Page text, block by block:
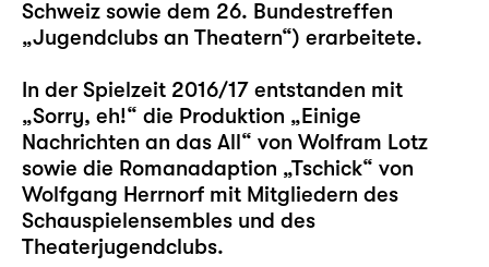
Schweiz sowie dem 26. Bundestreffen
„Jugendclubs an Theatern“) erarbeitete.
In der Spielzeit 2016/17 entstanden mit
„Sorry, eh!“ die Produktion „Einige
Nachrichten an das All“ von Wolfram Lotz
sowie die Romanadaption „Tschick“ von
Wolfgang Herrnorf mit Mitgliedern des
Schauspielensembles und des
Theaterjugendclubs.